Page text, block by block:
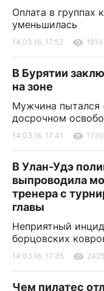
Оплата в группах
уменьшилась
14.03.16, 17:52 1819
В Бурятии
на зоне
Мужчина пытался
досрочном
14.03.16, 17:41 1730
В Улан-Удэ
выпроводила
тренера с
главы
Неприятный
борцовских
14.03.16, 17:35 2425
Чем пилатес